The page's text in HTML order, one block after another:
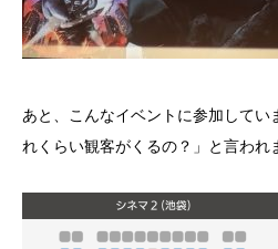
あと、こんなイベントに参加して
れくらい観客がくるの？」と言われ